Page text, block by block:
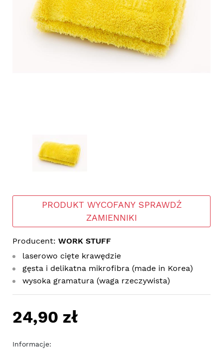
PRODUKT WYCOFANY SPRAWDŹ
ZAMIENNIKI
Producent: WORK STUFF
laserowo cięte krawędzie
gęsta i delikatna mikrofibra (made in Korea)
wysoka gramatura (waga rzeczywista)
24,90 zł
Informacje: